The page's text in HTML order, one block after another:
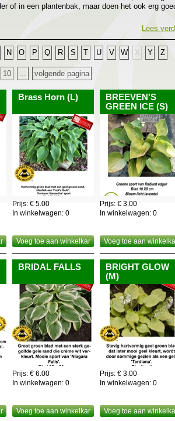
of in een plantenbak, maar doen het ook erg
Het zijn gemakkelijke planten die weinig Lees
N O P Q R S T U V W X Y Z
10 ... volgende pagina
Brass Horn (L)
Prijs: € 5.00
In winkelwagen: 0
Voeg toe aan winkelkar
BREEVEN'S
GREEN ICE (S)
Prijs: € 3.00
In winkelwagen: 0
Voeg toe aan
BRIDAL FALLS
Prijs: € 6.00
In winkelwagen: 0
Voeg toe aan winkelkar
BRIGHT GLOW
(M)
Prijs: € 3.00
In winkelwagen: 0
Voeg toe aan